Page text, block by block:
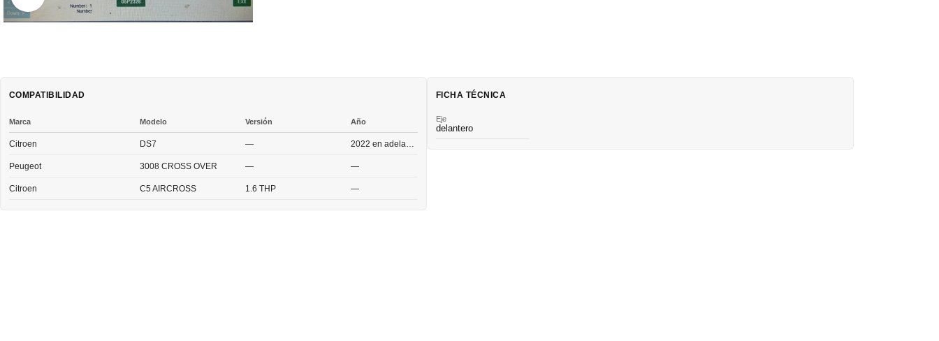
COMPATIBILIDAD
Marca Modelo Versión Año
Citroen DS7 —
Peugeot 3008 CROSS OVER — —
Citroen C5 AIRCROSS 1.6 THP —
FICHA TÉCNICA
Eje
delantero